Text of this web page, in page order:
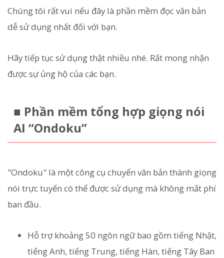
Chúng tôi rất vui nếu đây là phần mềm đọc văn bản
dễ sử dụng nhất đối với bạn.
Hãy tiếp tục sử dụng thật nhiều nhé. Rất mong nhận
được sự ủng hộ của các bạn.
■ Phần mềm tổng hợp giọng nói
AI “Ondoku”
"Ondoku" là một công cụ chuyển văn bản thành giọng
nói trực tuyến có thể được sử dụng mà không mất phí
ban đầu.
Hỗ trợ khoảng 50 ngôn ngữ bao gồm tiếng Nhật,
tiếng Anh, tiếng Trung, tiếng Hàn, tiếng Tây Ban